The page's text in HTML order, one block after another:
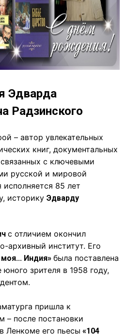
Эдварда
Радзинского
– автор увлекательных
книг, документальных
с ключевыми
русской и мировой
85 лет
историку Эдварду
с отличием окончил
архивный институт. Его
Индия» была поставлена
зрителя в 1958 году,
пришла к
– после постановки
в Ленкоме его пьесы «104